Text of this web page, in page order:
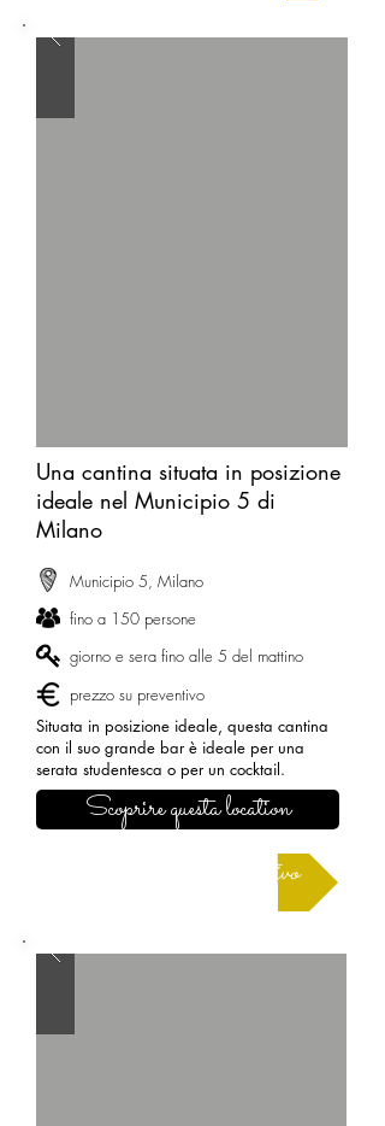
Una cantina situata in posizione
ideale nel Municipio 5 di
Milano
Municipio 5, Milano
fino a 150 persone
giorno e sera fino alle 5 del mattino
prezzo su preventivo
Situata in posizione ideale, questa cantina
con il suo grande bar è ideale per una
serata studentesca o per un cocktail.
Scoprire questa location
Richiedere un preventivo